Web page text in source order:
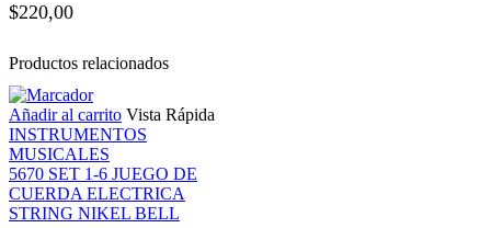
$220,00
Productos relacionados
Añadir al carrito Vista Rápida
INSTRUMENTOS
MUSICALES
5670 SET 1-6 JUEGO DE
CUERDA ELECTRICA
STRING NIKEL BELL